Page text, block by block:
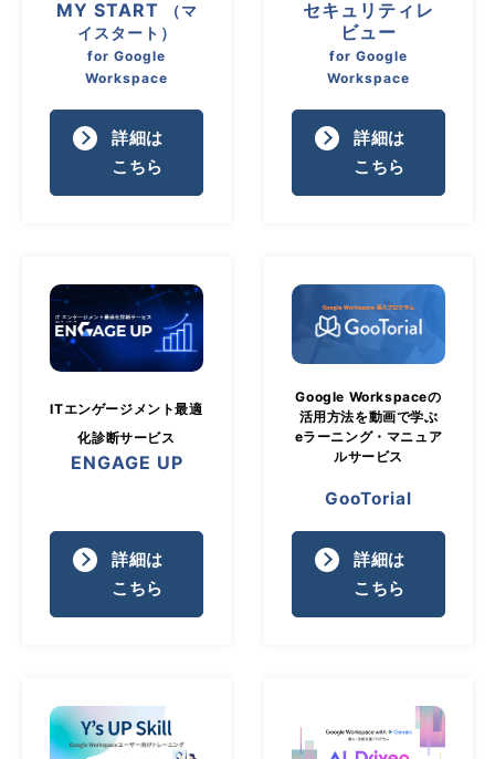
MY START
（マ
イスタート）
for Google
Workspace
詳細は
こちら
セキュリティレ
ビュー
for Google
Workspace
詳細は
こちら
ITエンゲージメント最適
化診断サービス
ENGAGE UP
詳細は
こちら
Google Workspaceの
活用方法を動画で学ぶ
eラーニング・ マニュア
ルサービス
GooTorial
詳細は
こちら